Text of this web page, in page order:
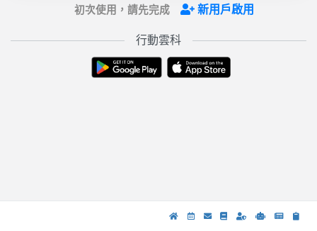
初次使用，請先完成 新用戶啟用
行動雲科